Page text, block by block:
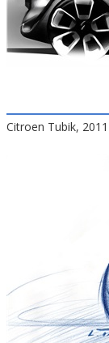
Citroen Tubik, 2011